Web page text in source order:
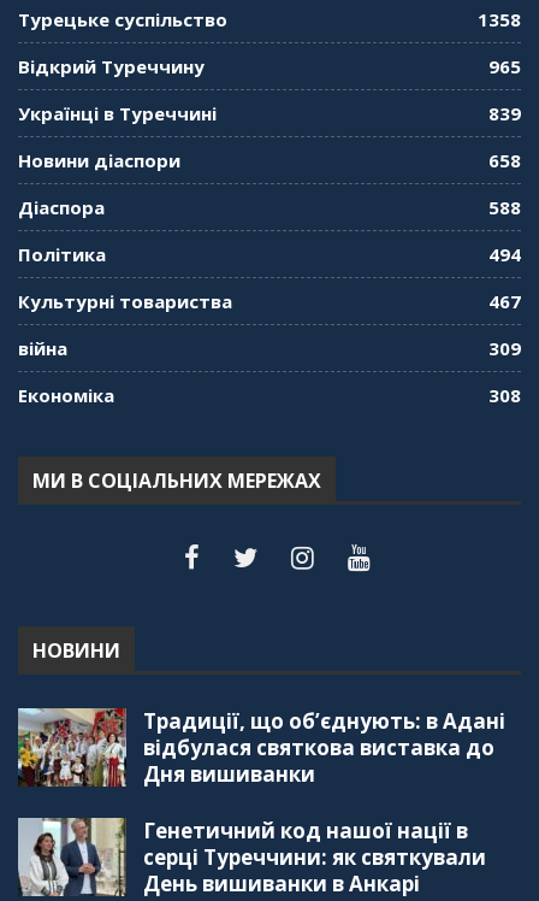
"Дзеркало діаспори". Випуск 11. Олександр
"Дзеркало діаспори". Випуск 10. Тонкощі та
"Дзеркало діаспори". Випуск 8. Розмова з
Послом
"Дзеркало діаспори". Випуск 6. Можливості
рада українських громад Туреччини
56:20
"Дзеркало діаспори". Випуск 3. Вища освіта:
59:38
"Дзеркало діаспори", Випуск 2, Як вивчити
Турецьке суспільство
1358
Відкрий Туреччину
965
Українці в Туреччині
839
Новини діаспори
658
Діаспора
588
Політика
494
Культурні товариства
467
війна
309
Економіка
308
МИ В СОЦІАЛЬНИХ МЕРЕЖАХ
НОВИНИ
Традиції, що об’єднують: в Адані
відбулася святкова виставка до
Дня вишиванки
Генетичний код нашої нації в
серці Туреччини: як святкували
День вишиванки в Анкарі